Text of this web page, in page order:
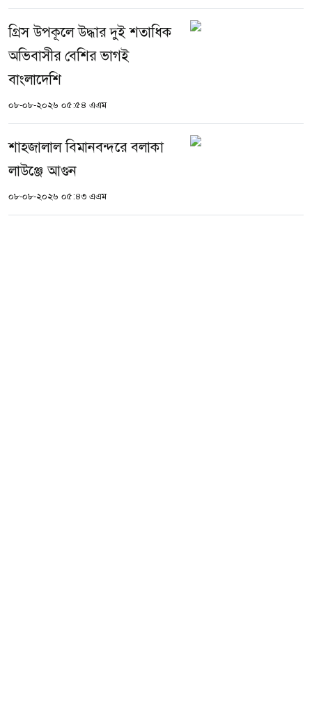
গ্রিস উপকূলে উদ্ধার দুই শতাধিক
অভিবাসীর বেশির ভাগই
বাংলাদেশি
০৮-০৮-২০২৬ ০৫:৫৪ এএম
শাহজালাল বিমানবন্দরে বলাকা
লাউঞ্জে আগুন
০৮-০৮-২০২৬ ০৫:৪৩ এএম